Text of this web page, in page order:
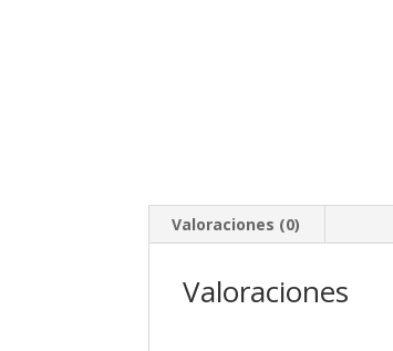
Valoraciones (0)
Valoraciones